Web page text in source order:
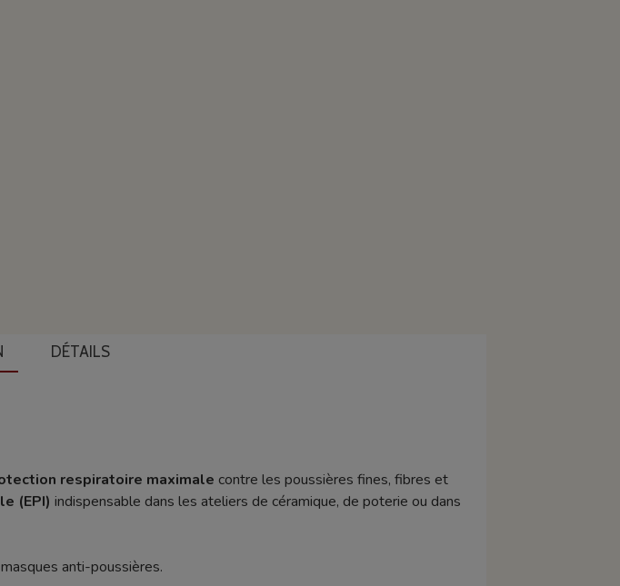
DÉTAILS
respiratoire maximale contre les poussières fines, fibres et
(EPI) indispensable dans les ateliers de céramique, de poterie ou dans
anti-poussières.